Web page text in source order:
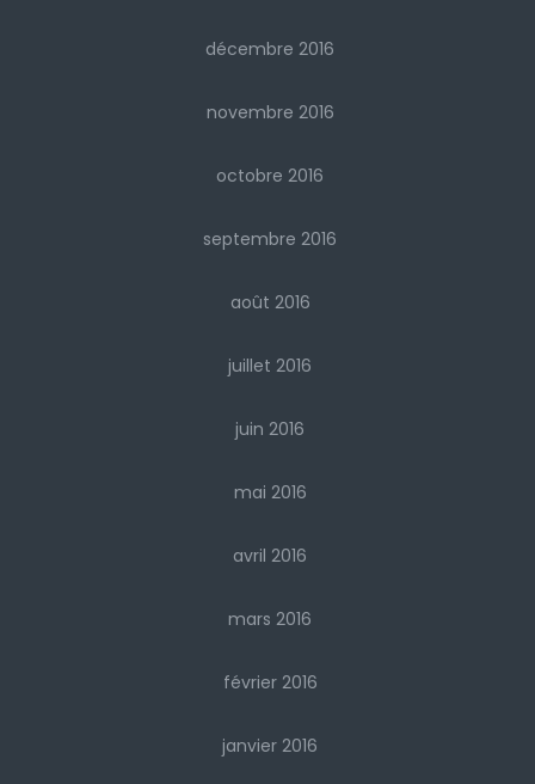
décembre 2016
novembre 2016
octobre 2016
septembre 2016
août 2016
juillet 2016
juin 2016
mai 2016
avril 2016
mars 2016
février 2016
janvier 2016